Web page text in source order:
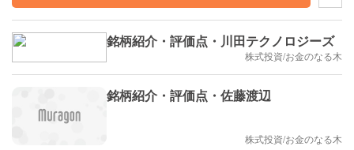
銘柄紹介・評価点・川田テクノロジーズ
株式投資/お金のなる木
銘柄紹介・評価点・佐藤渡辺
株式投資/お金のなる木